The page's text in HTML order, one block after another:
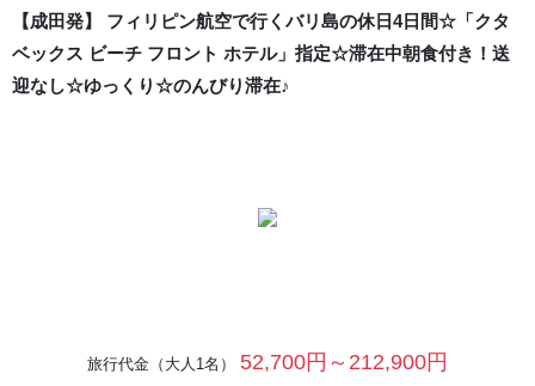
【成田発】 フィリピン航空で行くバリ島の休日4日間☆「クタ
ベックス ビーチ フロント ホテル」指定☆滞在中朝食付き！送
迎なし☆ゆっくり☆のんびり滞在♪
旅行代金（大人1名） 52,700円～212,900円